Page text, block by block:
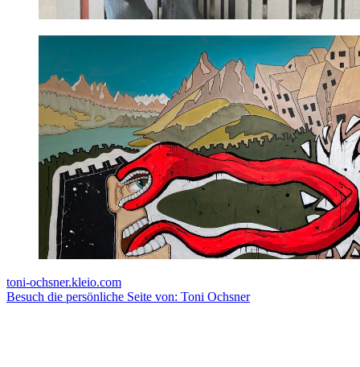
toni-ochsner.kleio.com
Besuch die persönliche Seite von: Toni Ochsner